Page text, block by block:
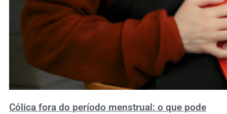
Cólica fora do período menstrual: o que pode